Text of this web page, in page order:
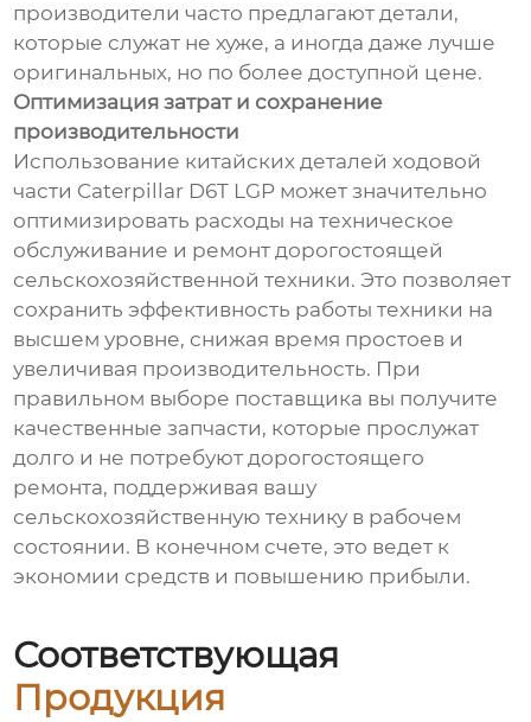
производители часто предлагают детали,
которые служат не хуже, а иногда даже лучше
оригинальных, но по более доступной цене.
Оптимизация затрат и сохранение
производительности
Использование китайских деталей ходовой
части Caterpillar D6T LGP может значительно
оптимизировать расходы на техническое
обслуживание и ремонт дорогостоящей
сельскохозяйственной техники. Это позволяет
сохранить эффективность работы техники на
высшем уровне, снижая время простоев и
увеличивая производительность. При
правильном выборе поставщика вы получите
качественные запчасти, которые прослужат
долго и не потребуют дорогостоящего
ремонта, поддерживая вашу
сельскохозяйственную технику в рабочем
состоянии. В конечном счете, это ведет к
экономии средств и повышению прибыли.
Соответствующая
Продукция